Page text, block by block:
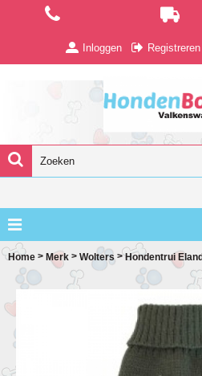
Inloggen Registreren
Home > Merk > Wolters >Hondentrui